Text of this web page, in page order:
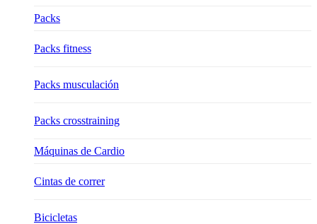
Packs
Packs fitness
Packs musculación
Packs crosstraining
Máquinas de Cardio
Cintas de correr
Bicicletas